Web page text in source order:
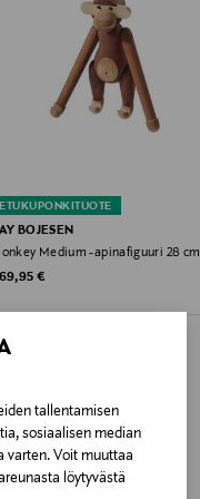
tallentamisen
sosiaalisen median
varten. Voit muuttaa
löytyvästä
että tämä
tuotannon ja
valmistajasta
ETUKUPONKITUOTE
BOJESEN
Medium -apinafiguuri 28 cm
Price
€